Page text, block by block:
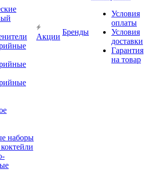
наборы
Акции
Бренды
Условия
оплаты
Условия
доставки
Гарантия
на товар